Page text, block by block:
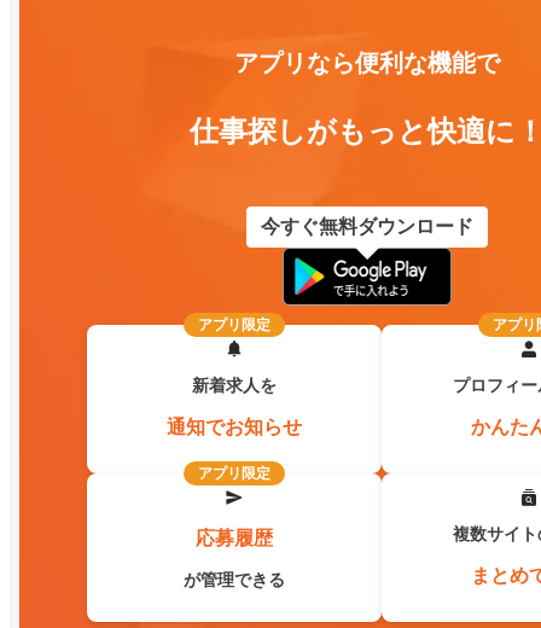
アプリなら便利な機能で
仕事探しがもっと快適に
今すぐ無料ダウンロード
アプリ限定
新着求人を
通知でお知らせ
アプリ
プロフィ
かんた
アプリ限定
応募履歴
が管理できる
複数サイ
まとめ